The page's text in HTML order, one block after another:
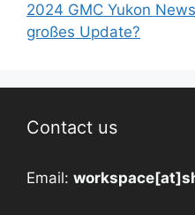
2024 GMC Yukon
großes Update?
Contact us
Email: